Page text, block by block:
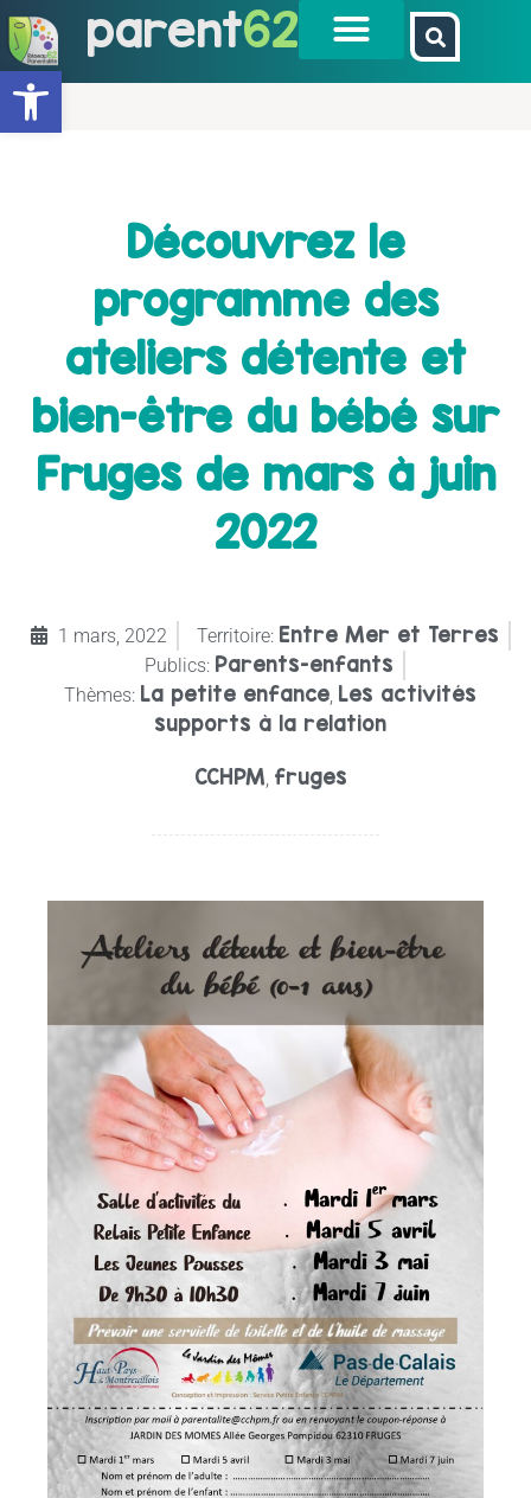
Ouvrir la barre d’outils
parent62
Découvrez le
programme des
ateliers détente et
bien-être du bébé sur
Fruges de mars à juin
2022
1 mars, 2022 Territoire: Entre Mer et Terres
Publics: Parents-enfants
Thèmes: La petite enfance Les activités
supports à la relation
CCHPM fruges